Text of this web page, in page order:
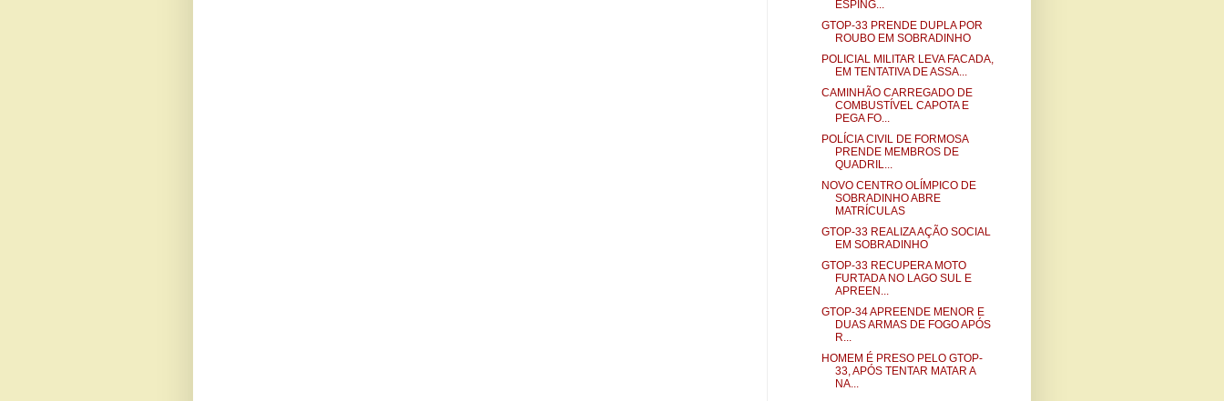
ESPING...
GTOP-33 PRENDE DUPLA POR
ROUBO EM SOBRADINHO
POLICIAL MILITAR LEVA FACADA,
EM TENTATIVA DE ASSA...
CAMINHÃO CARREGADO DE
COMBUSTÍVEL CAPOTA E
PEGA FO...
POLÍCIA CIVIL DE FORMOSA
PRENDE MEMBROS DE
QUADRIL...
NOVO CENTRO OLÍMPICO DE
SOBRADINHO ABRE
MATRÍCULAS
GTOP-33 REALIZA AÇÃO SOCIAL
EM SOBRADINHO
GTOP-33 RECUPERA MOTO
FURTADA NO LAGO SUL E
APREEN...
GTOP-34 APREENDE MENOR E
DUAS ARMAS DE FOGO APÓS
R...
HOMEM É PRESO PELO GTOP-
33, APÓS TENTAR MATAR A
NA...